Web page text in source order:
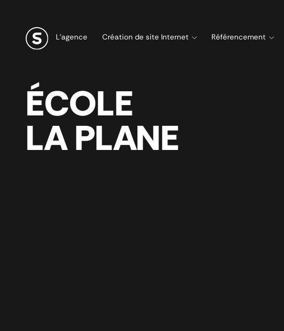
L’agence Création de site Internet Référencement
ÉCOLE
LA PLANE